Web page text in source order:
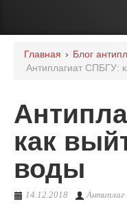
Институты
Партнерам
О сервисе
Главная › Блог
Антиплагиат СПБГУ:
как
воды
14.12.2018 Антиплаг